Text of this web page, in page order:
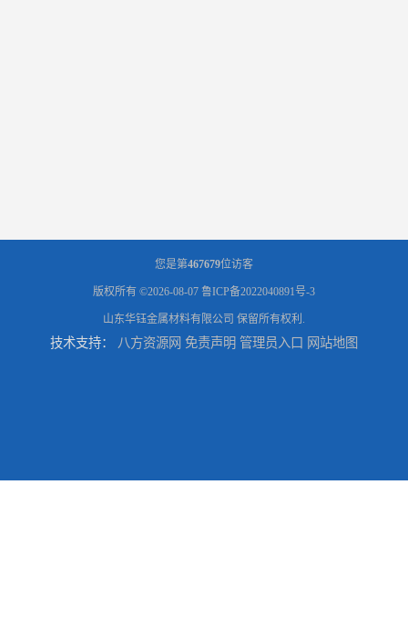
您是第467679位访客
版权所有 ©2026-08-07 鲁ICP备2022040891号-3
山东华钰金属材料有限公司 保留所有权利.
技术支持： 八方资源网 免责声明 管理员入口 网站地图